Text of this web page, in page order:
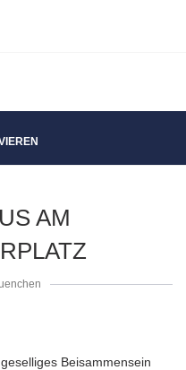
Fenster))
AM
Beisammensein